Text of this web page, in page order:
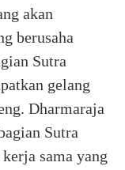
akan
berusaha
Sutra
gelang
Dharmaraja
Sutra
sama yang